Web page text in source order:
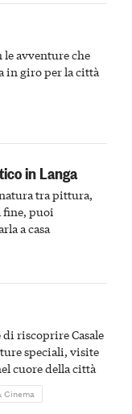
avventure che
in giro per la città
in Langa
tra pittura,
fine, puoi
a casa
riscoprire Casale
speciali, visite
cuore della città
Cinema